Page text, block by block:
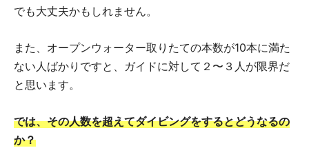
でも大丈夫かもしれません。
また、オープンウォーター取りたての本数が10本に満た
ない人ばかりですと、ガイドに対して２〜３人が限界だ
と思います。
では、その人数を超えてダイビングをするとどうなるの
か？